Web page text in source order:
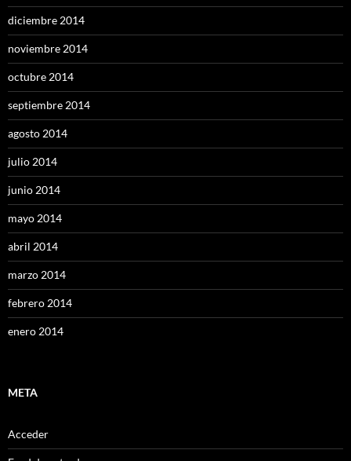
diciembre 2014
noviembre 2014
octubre 2014
septiembre 2014
agosto 2014
julio 2014
junio 2014
mayo 2014
abril 2014
marzo 2014
febrero 2014
enero 2014
META
Acceder